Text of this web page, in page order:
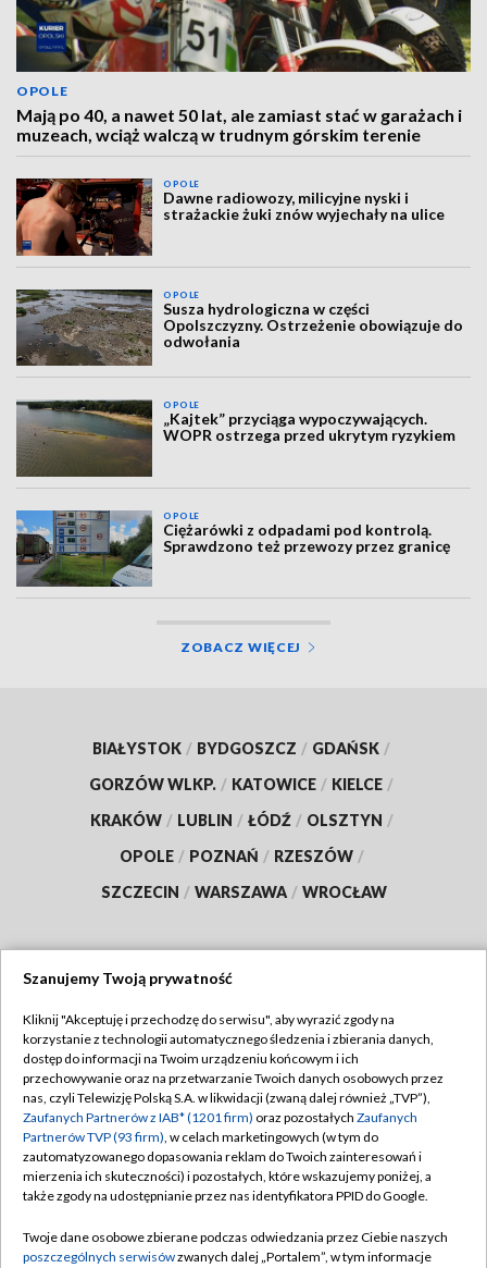
OPOLE
Mają po 40, a nawet 50 lat, ale zamiast stać w garażach i
muzeach, wciąż walczą w trudnym górskim terenie
OPOLE
Dawne radiowozy, milicyjne nyski i
strażackie żuki znów wyjechały na ulice
OPOLE
Susza hydrologiczna w części
Opolszczyzny. Ostrzeżenie obowiązuje do
odwołania
OPOLE
„Kajtek” przyciąga wypoczywających.
WOPR ostrzega przed ukrytym ryzykiem
OPOLE
Ciężarówki z odpadami pod kontrolą.
Sprawdzono też przewozy przez granicę
ZOBACZ WIĘCEJ
BIAŁYSTOK / BYDGOSZCZ / GDAŃSK /
GORZÓW WLKP. / KATOWICE / KIELCE /
KRAKÓW / LUBLIN / ŁÓDŹ / OLSZTYN /
OPOLE / POZNAŃ / RZESZÓW /
SZCZECIN / WARSZAWA / WROCŁAW
TVP
Abonament TVP
Emisja w TVP
Centrum informacji TVP
Naziemna Telewizja Cyfrowa
Rada Programowa
Regulamin TVP
Polityka prywatności
Moje zgody
Pomoc
Kontakt
Szanujemy Twoją prywatność
Kliknij "Akceptuję i przechodzę do serwisu", aby wyrazić zgody na
korzystanie z technologii automatycznego śledzenia i zbierania danych,
dostęp do informacji na Twoim urządzeniu końcowym i ich
przechowywanie oraz na przetwarzanie Twoich danych osobowych przez
nas, czyli Telewizję Polską S.A. w likwidacji (zwaną dalej również „TVP”),
Zaufanych Partnerów z IAB* (1201 firm) oraz pozostałych Zaufanych
Partnerów TVP (93 firm), w celach marketingowych (w tym do
zautomatyzowanego dopasowania reklam do Twoich zainteresowań i
mierzenia ich skuteczności) i pozostałych, które wskazujemy poniżej, a
także zgody na udostępnianie przez nas identyfikatora PPID do Google.
Twoje dane osobowe zbierane podczas odwiedzania przez Ciebie naszych
poszczególnych serwisówzwanych dalej „Portalem”, w tym informacje